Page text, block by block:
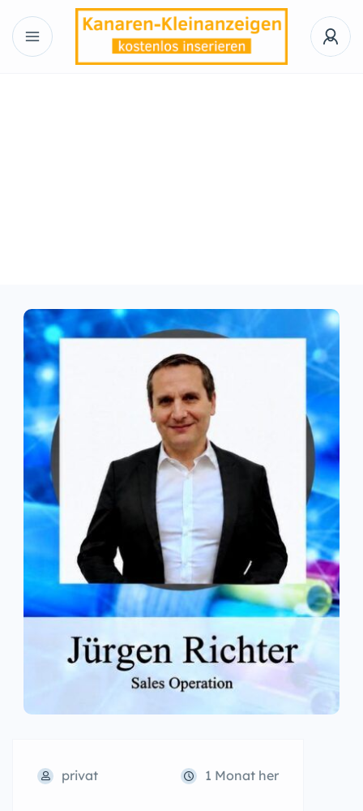
privat 1 Monat her